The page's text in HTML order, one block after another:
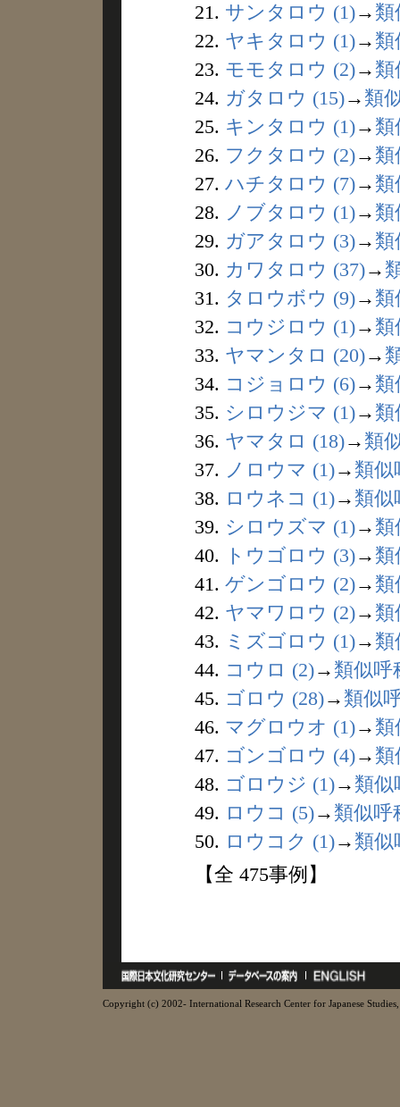
21. サンタロウ (1)→ 類
22. ヤキタロウ (1)→ 類
23. モモタロウ (2)→ 類
24. ガタロウ (15)→ 類
25. キンタロウ (1)→ 類
26. フクタロウ (2)→ 類
27. ハチタロウ (7)→ 類
28. ノブタロウ (1)→ 類
29. ガアタロウ (3)→ 類
30. カワタロウ (37)→
31. タロウボウ (9)→ 類
32. コウジロウ (1)→ 類
33. ヤマンタロ (20)→
34. コジョロウ (6)→ 類
35. シロウジマ (1)→ 類
36. ヤマタロ (18)→ 類
37. ノロウマ (1)→ 類似
38. ロウネコ (1)→ 類似
39. シロウズマ (1)→ 類
40.
トウゴロウ (3)→ 類
41. ゲンゴロウ (2)→ 類
42. ヤマワロウ (2)→ 類
43. ミズゴロウ (1)→ 類
44. コウロ (2)→ 類似呼
45. ゴロウ (28)→ 類似
46. マグロウオ (1)→ 類
47. ゴンゴロウ (4)→ 類
48. ゴロウジ (1)→ 類似
49. ロウコ (5)→ 類似呼
50. ロウコク (1)→ 類似
【全 475事例】
Copyright (c) 2002- International Research Center for Japanese